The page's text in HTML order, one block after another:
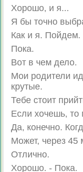
Хорошо, и я...
Я бы точно
Как и я.
Пока.
Вот в чем дело.
Мои родители
крутые.
Тебе стоит
Если хочешь, то
Да, конечно.
Может, через 45
Отлично.
Хорошо. - Пока.